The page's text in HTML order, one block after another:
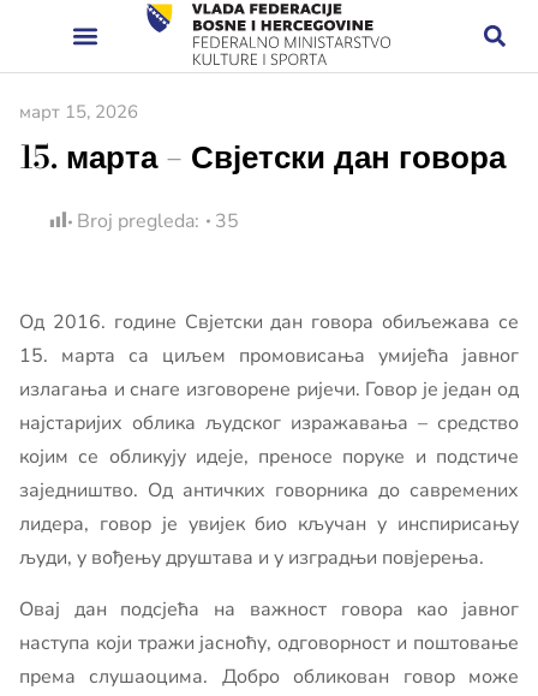
март 15, 2026
15. марта – Свјетски дан говора
Broj pregleda: 35
Од 2016. године Свјетски дан говора обиљежава се
15. марта са циљем промовисања умијећа јавног
излагања и снаге изговорене ријечи. Говор је један од
најстаријих облика људског изражавања – средство
којим се обликују идеје, преносе поруке и подстиче
заједништво. Од античких говорника до савремених
лидера, говор је увијек био кључан у инспирисању
људи, у вођењу друштава и у изградњи повјерења.
Овај дан подсјећа на важност говора као јавног
наступа који тражи јасноћу, одговорност и поштовање
према слушаоцима. Добро обликован говор може